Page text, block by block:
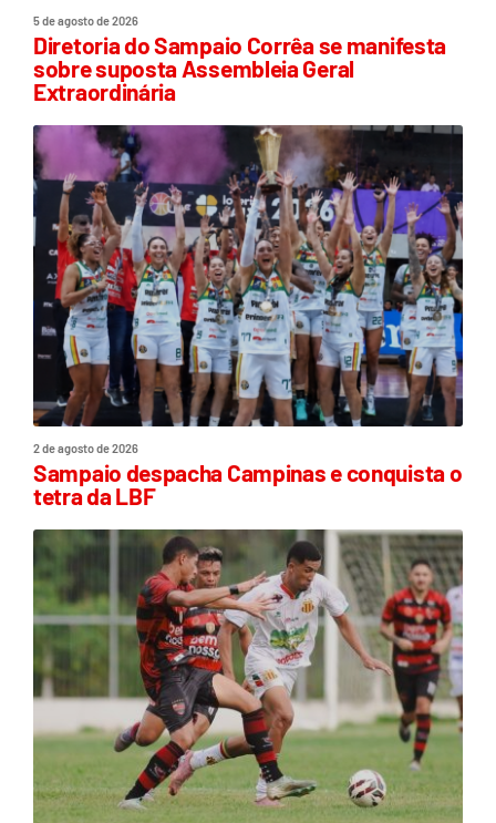
5 de agosto de 2026
Diretoria do Sampaio Corrêa se manifesta
sobre suposta Assembleia Geral
Extraordinária
2 de agosto de 2026
Sampaio despacha Campinas e conquista o
tetra da LBF